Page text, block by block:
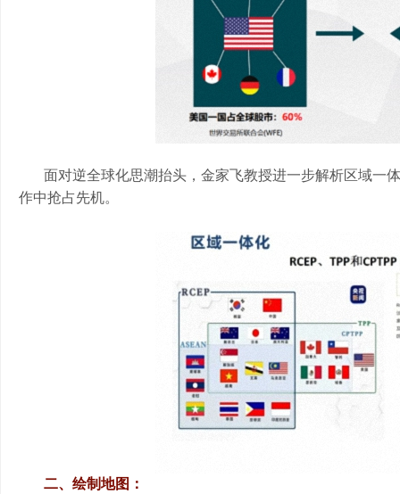
面对逆全球化思潮抬头，金家飞教授进一步解析区域一
作中抢占先机。
二、绘制地图：